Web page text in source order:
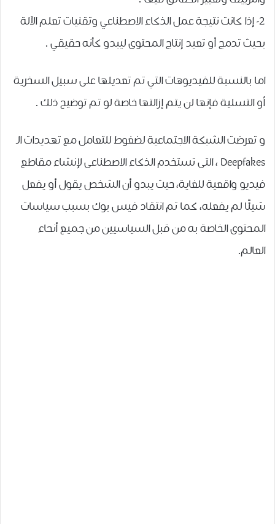
2- ﺇﺫﺍ ﻛﺎﻧﺖ ﻧﺘﻴﺠﺔ ﻋﻤﻞ ﺍﻟﺬﻛﺎﺀ ﺍﻻﺻﻄﻨﺎﻋﻲ ﻭﺗﻘﻨﻴﺎﺕ ﺗﻌﻠﻢ ﺍﻵﻟﺔ
ﺑﺤﻴﺚ ﺗﺪﻣﺞ ﺃﻭ ﺗﻌﻴﺪ ﺇﻧﺘﺎﺝ ﺍﻟﻤﺤﺘﻮﻯ ﻟﻴﺒﺪﻭ ﻛﺄﻧﻪ ﺣﻘﻴﻘﻲ .
اما بالنسبة للفيديوهات التي تم تعديلها على سبيل السخرية
ﺃﻭ ﺍﻟﺘﺴﻠﻴﺔ ﻓﺈﻧﻬﺎ ﻟﻦ ﻳﺘﻢ ﺇﺯﺍﻟﺘﻬﺎ ﺧﺎﺻﺔ ﻟﻮ ﺗﻢ ﺗﻮﺿﻴﺢ ﺫﻟﻚ .
ﻭ ﺗﻌﺮﺿﺖ ﺍﻟﺸﺒﻜﺔ ﺍﻻﺟﺘﻤﺎﻋﻴﺔ ﻟﻀﻐﻮﻁ ﻟﻠﺘﻌﺎﻣﻞ ﻣﻊ ﺗﻬﺪﻳﺪﺍﺕ ﺍﻟـ
Deepfakes ، ﺍﻟﺘﻰ ﺗﺴﺘﺨﺪﻡ ﺍﻟﺬﻛﺎﺀ ﺍﻻﺻﻄﻨﺎﻋﻰ ﻹﻧﺸﺎﺀ ﻣﻘﺎﻃﻊ
ﻓﻴﺪﻳﻮ ﻭﺍﻗﻌﻴﺔ ﻟﻠﻐﺎﻳﺔ، ﺣﻴﺚ ﻳﺒﺪﻭ ﺃﻥ ﺍﻟﺸﺨﺺ ﻳﻘﻮﻝ ﺃﻭ ﻳﻔﻌﻞ
ﺷﻴﺌًﺎ ﻟﻢ ﻳﻔﻌﻠﻪ، ﻛﻤﺎ ﺗﻢ ﺍﻧﺘﻘﺎﺩ ﻓﻴﺲ ﺑﻮﻙ ﺑﺴﺒﺐ ﺳﻴﺎﺳﺎﺕ
ﺍﻟﻤﺤﺘﻮﻯ ﺍﻟﺨﺎﺻﺔ ﺑﻪ ﻣﻦ ﻗﺒﻞ ﺍﻟﺴﻴﺎﺳﻴﻴﻦ ﻣﻦ ﺟﻤﻴﻊ ﺃﻧﺤﺎﺀ
ﺍﻟﻌﺎﻟﻢ.